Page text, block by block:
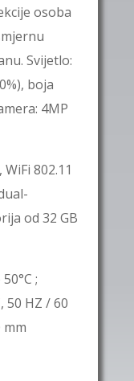
osoba
Svijetlo:
boja
4MP
802.11
od 32 GB
;
50 HZ / 60
mm